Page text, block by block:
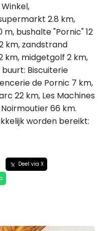
2.8 km,
bushalte "Pornic" 12
km, zandstrand
km, midgetgolf 2 km,
Biscuiterie
de Pornic 7 km,
22 km, Les Machines
66 km.
worden bereikt:
Deel via X